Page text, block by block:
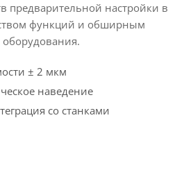
предварительной настройки в
функций и обширным
оборудования.
± 2 мкм
наведение
со станками